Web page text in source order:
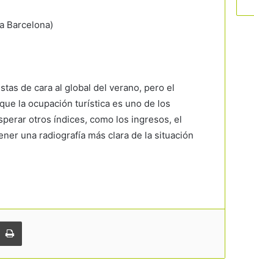
Barcelona)
de cara al global del verano, pero el
la ocupación turística es uno de los
otros índices, como los ingresos, el
una radiografía más clara de la situación
Cataluña bate récords de visitantes
congela nuevos hoteles en suelo